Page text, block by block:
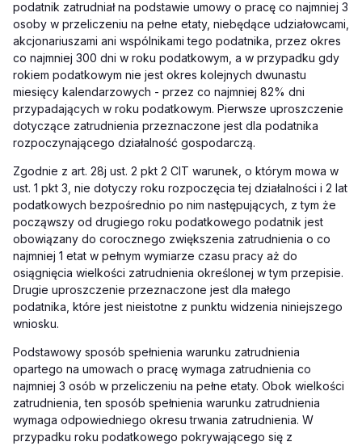
podatnik zatrudniał na podstawie umowy o pracę co najmniej 3
osoby w przeliczeniu na pełne etaty, niebędące udziałowcami,
akcjonariuszami ani wspólnikami tego podatnika, przez okres
co najmniej 300 dni w roku podatkowym, a w przypadku gdy
rokiem podatkowym nie jest okres kolejnych dwunastu
miesięcy kalendarzowych - przez co najmniej 82% dni
przypadających w roku podatkowym. Pierwsze uproszczenie
dotyczące zatrudnienia przeznaczone jest dla podatnika
rozpoczynającego działalność gospodarczą.
Zgodnie z art. 28j ust. 2 pkt 2 CIT warunek, o którym mowa w
ust. 1 pkt 3, nie dotyczy roku rozpoczęcia tej działalności i 2 lat
podatkowych bezpośrednio po nim następujących, z tym że
począwszy od drugiego roku podatkowego podatnik jest
obowiązany do corocznego zwiększenia zatrudnienia o co
najmniej 1 etat w pełnym wymiarze czasu pracy aż do
osiągnięcia wielkości zatrudnienia określonej w tym przepisie.
Drugie uproszczenie przeznaczone jest dla małego
podatnika, które jest nieistotne z punktu widzenia niniejszego
wniosku.
Podstawowy sposób spełnienia warunku zatrudnienia
opartego na umowach o pracę wymaga zatrudnienia co
najmniej 3 osób w przeliczeniu na pełne etaty. Obok wielkości
zatrudnienia, ten sposób spełnienia warunku zatrudnienia
wymaga odpowiedniego okresu trwania zatrudnienia. W
przypadku roku podatkowego pokrywającego się z